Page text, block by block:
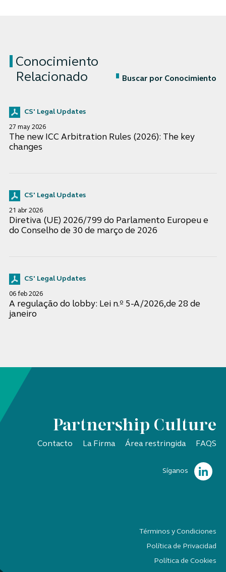
Conocimiento
Relacionado
Buscar por Conocimiento
CS' Legal Updates
27 may 2026
The new ICC Arbitration Rules (2026): The key
changes
CS' Legal Updates
21 abr 2026
Diretiva (UE) 2026/799 do Parlamento Europeu e
do Conselho de 30 de março de 2026
CS' Legal Updates
06 feb 2026
A regulação do lobby: Lei n.º 5-A/2026,de 28 de
janeiro
Partnership Culture
Contacto La Firma Área restringida FAQS
Síganos
Términos y Condiciones
Política de Privacidad
Política de Cookies